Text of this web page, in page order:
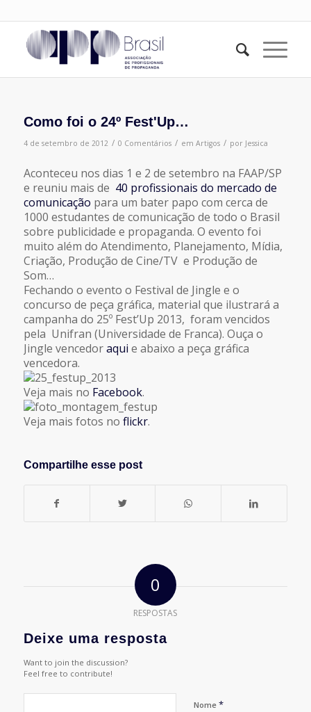
Como foi o 24º Fest'Up…
4 de setembro de 2012 / 0 Comentários / em Artigos / por Jessica
Aconteceu nos dias 1 e 2 de setembro na FAAP/SP
e reuniu mais de 40 profissionais do mercado de
comunicação para um bater papo com cerca de
1000 estudantes de comunicação de todo o Brasil
sobre publicidade e propaganda. O evento foi
muito além do Atendimento, Planejamento, Mídia,
Criação, Produção de Cine/TV e Produção de
Som…
Fechando o evento o Festival de Jingle e o
concurso de peça gráfica, material que ilustrará a
campanha do 25º Fest’Up 2013, foram vencidos
pela Unifran (Universidade de Franca). Ouça o
Jingle vencedoraqui e abaixo a peça gráfica
vencedora.
Veja mais no Facebook.
Veja mais fotos no flickr.
Compartilhe esse post
0
RESPOSTAS
Deixe uma resposta
Want to join the discussion?
Feel free to contribute!
Nome *